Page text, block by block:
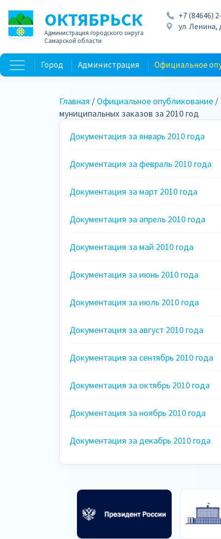
ОКТЯБРЬСК
Администрация городского округа
Самарской области
+7 (84646)
ул. Ленина,
Город Администрация Официальное
Главная / Официальное опубликование /
муниципальных заказов за 2010 год
Документация за январь 2010 года
Документация за февраль 2010 года
Документация за март 2010 года
Документация за апрель 2010 года
Документация за май 2010 года
Документация за июнь 2010 года
Документация за июль 2010 года
Документация за август 2010 года
Документация за сентябрь 2010 года
Документация за октябрь 2010 года
Документация за ноябрь 2010 года
Документация за декабрь 2010 года